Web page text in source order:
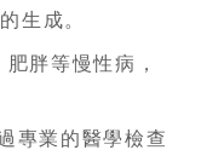
生成。
胖等慢性病，
專業的醫學檢查